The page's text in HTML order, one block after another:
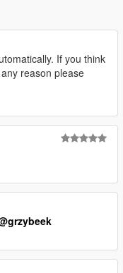
If you think
reason please